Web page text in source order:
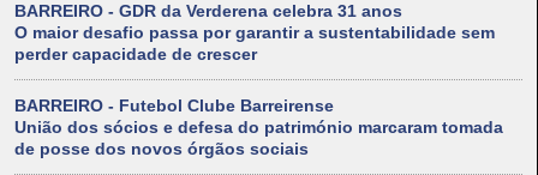
BARREIRO - GDR da Verderena celebra 31 anos
O maior desafio passa por garantir a sustentabilidade sem
perder capacidade de crescer
BARREIRO - Futebol Clube Barreirense
União dos sócios e defesa do património marcaram tomada
de posse dos novos órgãos sociais